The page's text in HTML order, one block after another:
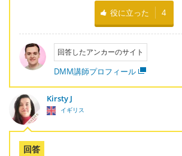
役に立った 4
回答したアンカーのサイト
DMM講師プロフィール
Kirsty J
イギリス
回答